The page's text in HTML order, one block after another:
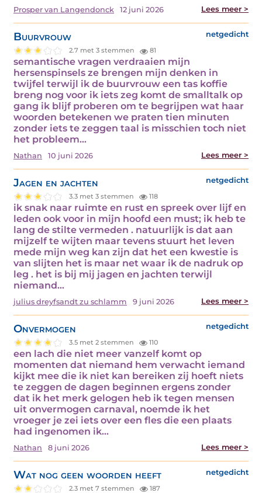
Prosper van Langendonck 12 juni 2026 Lees meer >
Buurvrouw netgedicht
2.7 met 3 stemmen 81
semantische vragen verdraaien mijn
hersenspinsels ze brengen mijn denken in
twijfel terwijl ik de buurvrouw een tas koffie
breng nog voor ik iets zeg komt de smalltalk op
gang ik blijf proberen om te begrijpen wat haar
woorden betekenen we praten tien minuten
zonder iets te zeggen taal is misschien toch niet
het probleem…
Nathan 10 juni 2026 Lees meer >
Jagen en jachten netgedicht
3.3 met 3 stemmen 118
ik snak naar ruimte en rust en spreek over lijf en
leden ook voor in mijn hoofd een must; ik heb te
lang de stilte vermeden . natuurlijk is dat aan
mijzelf te wijten maar tevens stuurt het leven
mede mijn weg kan zijn dat het een kwestie is
van slijten het is maar net waar ik de nadruk op
leg . het is bij mij jagen en jachten terwijl
niemand…
julius dreyfsandt zu schlamm 9 juni 2026 Lees meer >
Onvermogen netgedicht
3.5 met 2 stemmen 110
een lach die niet meer vanzelf komt op
momenten dat niemand hem verwacht iemand
kijkt mee die ik niet kan bereiken zij hoeft niets
te zeggen de dagen beginnen ergens zonder
dat ik het merk gelogen heb ik tegen mensen
uit onvermogen carnaval, noemde ik het
vroeger je zei iets over een fles die een plaats
had ingenomen ik…
Nathan 8 juni 2026 Lees meer >
Wat nog geen woorden heeft netgedicht
2.3 met 7 stemmen 187